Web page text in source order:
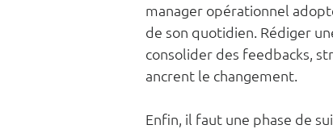
manager opérationnel
de son quotidien. Rédiger
consolider des feedbacks,
ancrent le changement.
Enfin, il faut une phase de